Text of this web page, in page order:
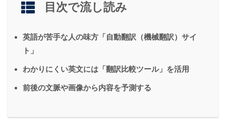
目次で流し読み
英語が苦手な人の味方「自動翻訳（機械翻訳）サイ
ト」
わかりにくい英文には「翻訳比較ツール」を活用
前後の文脈や画像から内容を予測する